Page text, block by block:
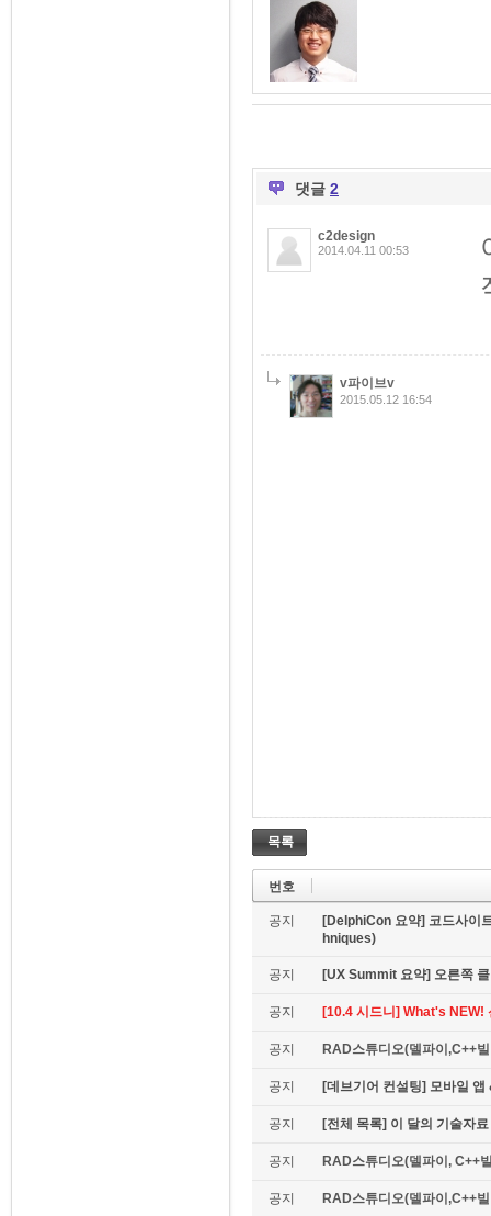
댓글 2
c2design
2014.04.11 00:53
v파이브v
2015.05.12 16:54
목록
번호
공지
[DelphiCon 요약] 코드사이
hniques)
공지 [UX Summit 요약] 오른쪽
공지 [10.4 시드니] What's NEW!
공지 RAD스튜디오(델파이,C++
공지 [데브기어 컨설팅] 모바일
공지 [전체 목록] 이 달의 기술자
공지 RAD스튜디오(델파이, C++
공지 RAD스튜디오(델파이,C++